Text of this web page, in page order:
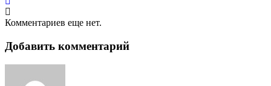
Комментариев еще нет.
Добавить комментарий